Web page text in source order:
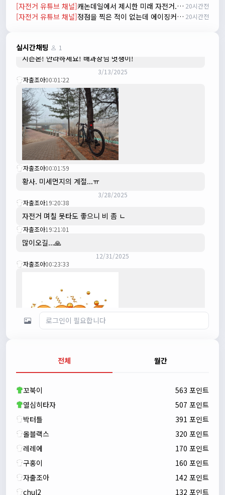
[자전거 유튜브 채널] 캐논데일에서 제시한 미래 자전거. 캐논데일 시냅스 시승 리뷰 20시간전
[자전거 유튜브 채널] 정점을 찍은 적이 없는데 에이징커브라고? 20시간전
실시간채팅 1
3/1/2025
자출조아08:54:33
수도권은 3.1절 연휴 비소식...ㅠ ㅠ
JIWOON23:26:13
시즌온! 안라하세요! 배과장님 멋쟁이!
3/13/2025
자출조아00:01:22
자출조아00:01:59
황사. 미세먼지의 계절...ㅠ
3/28/2025
자출조아19:20:38
자전거 며칠 못타도 좋으니 비 좀 ㄴ
자출조아19:21:01
많이오길...🙏
12/31/2025
자출조아00:23:33
새해 복많이 받으세요!!
자출조아00:23:55
전체 월간
꼬북이
563 포인트
열심히타자
507 포인트
박터틀
391 포인트
올블랙스
320 포인트
레레에
170 포인트
구홍이
160 포인트
자출조아
142 포인트
chul2
132 포인트